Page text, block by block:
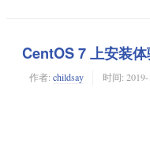
CentOS 7 上安装
作者: childsay 时间: